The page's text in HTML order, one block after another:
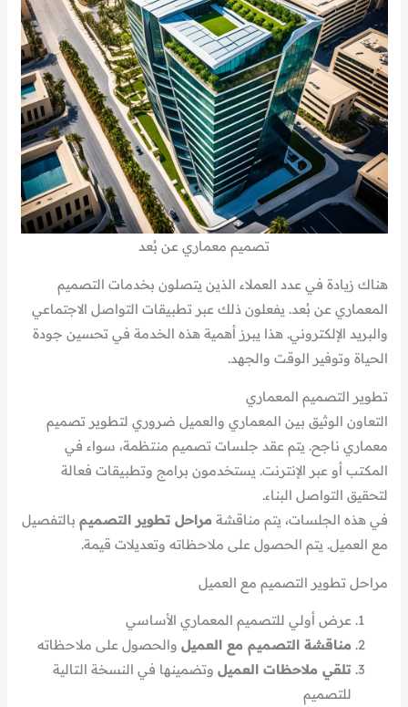
تصميم معماري عن بُعد
هناك زيادة في عدد العملاء الذين يتصلون بخدمات التصميم
المعماري عن بُعد. يفعلون ذلك عبر تطبيقات التواصل الاجتماعي
والبريد الإلكتروني. هذا يبرز أهمية هذه الخدمة في تحسين جودة
الحياة وتوفير الوقت والجهد.
تطوير التصميم المعماري
التعاون الوثيق بين المعماري والعميل ضروري لتطوير تصميم
معماري ناجح. يتم عقد جلسات تصميم منتظمة، سواء في
المكتب أو عبر الإنترنت. يستخدمون برامج وتطبيقات فعالة
لتحقيق التواصل البناء.
في هذه الجلسات، يتم مناقشة مراحل تطوير التصميم بالتفصيل
مع العميل. يتم الحصول على ملاحظاته وتعديلات قيمة.
مراحل تطوير التصميم مع العميل
عرض أولي للتصميم المعماري الأساسي
مناقشة التصميم مع العميل والحصول على ملاحظاته
تلقي ملاحظات العميل وتضمينها في النسخة التالية
للتصميم